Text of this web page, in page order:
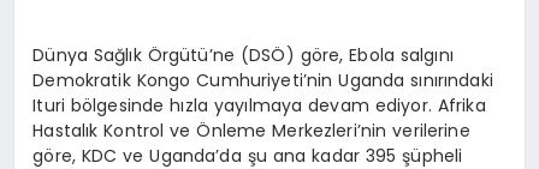
Dünya Sağlık Örgütü’ne (DSÖ) göre, Ebola salgını
Demokratik Kongo Cumhuriyeti’nin Uganda sınırındaki
Ituri bölgesinde hızla yayılmaya devam ediyor. Afrika
Hastalık Kontrol ve Önleme Merkezleri’nin verilerine
göre, KDC ve Uganda’da şu ana kadar 395 şüpheli